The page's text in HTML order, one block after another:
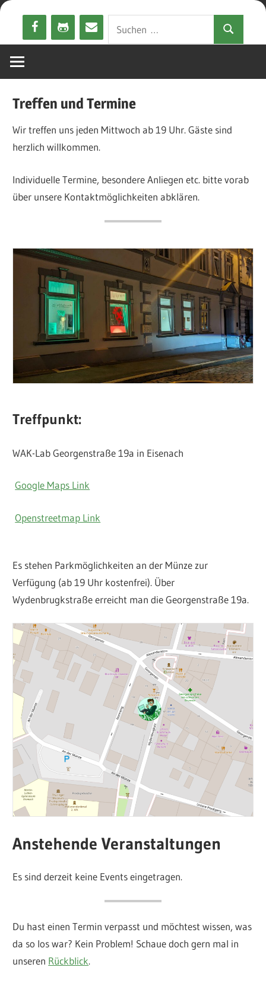
Zum
springen
Suchen
Treffen und Termine
Wir treffen uns jeden Mittwoch ab 19 Uhr. Gäste sind
herzlich willkommen.
Individuelle Termine, besondere Anliegen etc. bitte vorab
über unsere Kontaktmöglichkeiten abklären.
Treffpunkt:
WAK-Lab Georgenstraße 19a in Eisenach
Google Maps Link
Openstreetmap Link
Es stehen Parkmöglichkeiten an der Münze zur
Verfügung (ab 19 Uhr kostenfrei). Über
Wydenbrugkstraße erreicht man die Georgenstraße 19a.
Anstehende Veranstaltungen
Es sind derzeit keine Events eingetragen.
Du hast einen Termin verpasst und möchtest wissen, was
da so los war? Kein Problem! Schaue doch gern mal in
unseren Rückblick.